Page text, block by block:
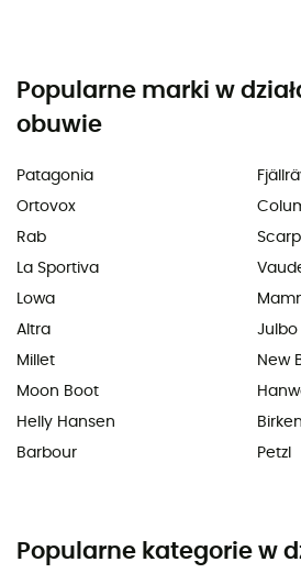
Popularne marki w
obuwie
Patagonia
Ortovox
Rab
La Sportiva
Lowa
Altra
Millet
Moon Boot
Helly Hansen
Barbour
Julbo
New
Petzl
Popularne kategorie w